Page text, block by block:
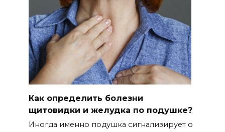
Как определить болезни
щитовидки и желудка по подушке?
Иногда именно подушка сигнализирует о